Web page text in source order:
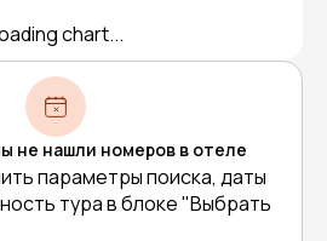
chart...
не нашли номеров в отеле
параметры поиска, даты
тура в блоке "Выбрать